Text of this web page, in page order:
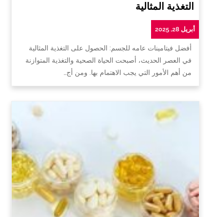
التغذية المثالية
أبريل 28, 2025
أفضل فيتامينات عامه للجسم: الحصول على التغذية المثالية
في العصر الحديث، أصبحت الحياة الصحية والتغذية المتوازنة
من أهم الأمور التي يجب الاهتمام بها. ومن أج…